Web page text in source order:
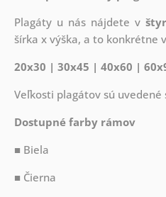
Plagáty u nás nájdete v
šírka x výška, a to konkrétne
20x30 | 30x45 | 40x60 |
Veľkosti plagátov sú uvedené
Dostupné farby rámov
■ Biela
■ Čierna